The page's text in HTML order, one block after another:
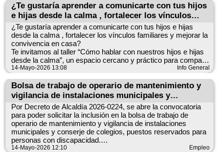
#AyuntamientoDeAlgarrobo
ÁREA DE DESARROLLO LOCAL.
━━━━━━━━━━━━━━━
CAMPAMENTO DE VERANO 2026 – CEIP JOSÉ GIL
LÓPEZ (ALGARROBO)
Lunes a viernes de 9:00h a 14:00h
Aula matinal de 8:00h a 9:00h
Mes: 130€ | Quincena: 70€
Con carné “Soy Algarrobeño”:
Mes 80€ | Quincena 55€
624 80 73 54
campamento@grupoaml.es
━━━━━━━━━━━━━━━
¿Te gustaría aprender a comunicarte con tus hijos
e hijas desde la calma , fortalecer los vínculos
familiares y mejorar la convivencia en casa?
¿Te gustaría aprender a comunicarte con tus hijos e hijas
desde la calma , fortalecer los vínculos familiares y mejorar la
convivencia en casa?
Te invitamos al taller “Cómo hablar con nuestros hijos e hijas
desde la calma”, un espacio cercano y práctico para compartir
herramientas de comunicación emocional y crecer en familia .
17:00 h
Salón de Actos del IES Trayamar
¡Habrá merienda y obsequios para todas las personas
asistentes!
Impartido por el Centro Multidisciplinar SIAX, con la
colaboración de distintas entidades comprometidas con el
bienestar familiar
14-Mayo-2026 13:08 Info General
Bolsa de trabajo de operario de mantenimiento y
vigilancia de instalaciones municipales y
conserjes de colegios: Abierto el plazo de
presentación de solicitudes
Por Decreto de Alcaldía 2026-0224, se abre la convocatoria
para poder solicitar la inclusión en la bolsa de trabajo de
operario de mantenimiento y vigilancia de instalaciones
municipales y conserje de colegios, puestos reservados para
personas con discapacidad.
14-Mayo-2026 12:10 Empleo